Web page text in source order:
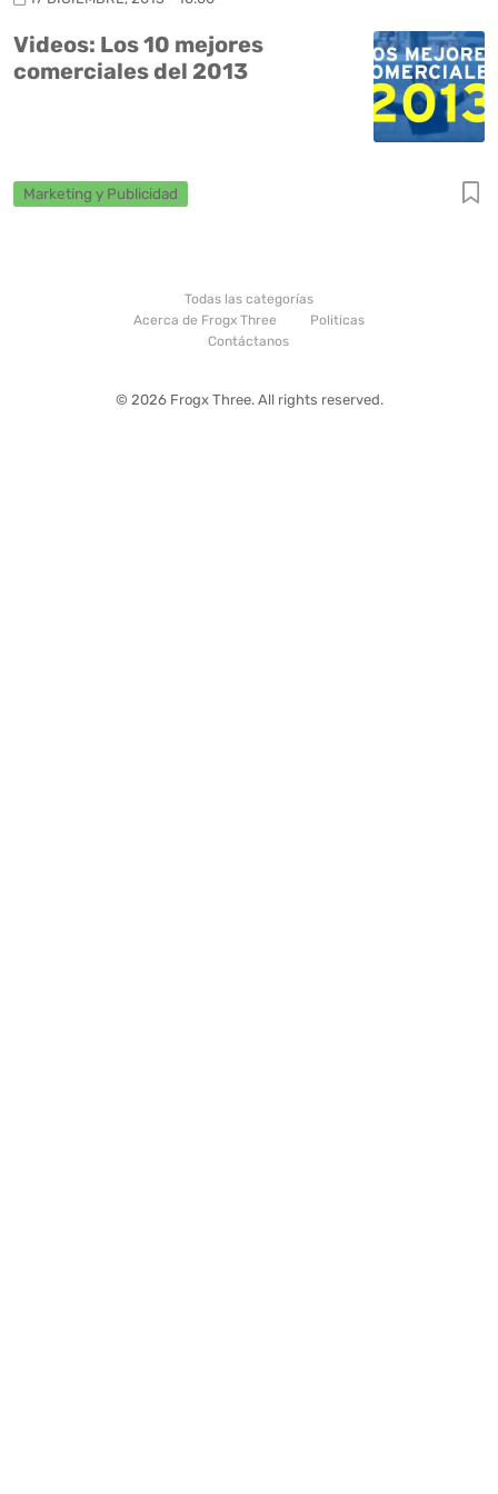
Videos: Los 10 mejores
comerciales del 2013
Marketing y Publicidad
Todas las categorías
Acerca de Frogx Three
Politicas
Contáctanos
© 2026 Frogx Three. All rights reserved.